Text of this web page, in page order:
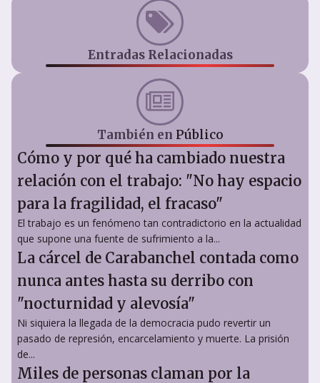
Entradas Relacionadas
También en Público
Cómo y por qué ha cambiado nuestra
relación con el trabajo: "No hay espacio
para la fragilidad, el fracaso"
El trabajo es un fenómeno tan contradictorio en la actualidad
que supone una fuente de sufrimiento a la...
La cárcel de Carabanchel contada como
nunca antes hasta su derribo con
"nocturnidad y alevosía"
Ni siquiera la llegada de la democracia pudo revertir un
pasado de represión, encarcelamiento y muerte. La prisión
de...
Miles de personas claman por la